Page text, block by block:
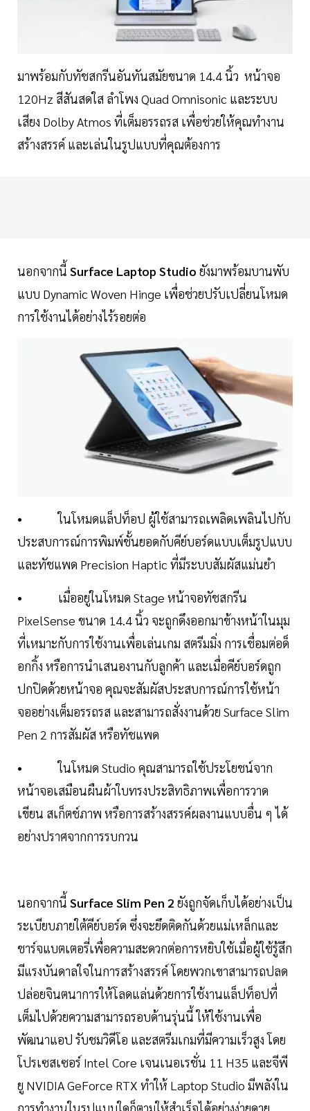
มาพร้อมกับทัชสกรีนอันทันสมัยขนาด 14.4 นิ้ว หน้าจอ
120Hz สีสันสดใส ลำโพง Quad Omnisonic และระบบ
เสียง Dolby Atmos ที่เต็มอรรถรส เพื่อช่วยให้คุณทำงาน
สร้างสรรค์ และเล่นในรูปแบบที่คุณต้องการ
นอกจากนี้ Surface Laptop Studio ยังมาพร้อมบานพับ
แบบ Dynamic Woven Hinge เพื่อช่วยปรับเปลี่ยนโหมด
การใช้งานได้อย่างไร้รอยต่อ
• ในโหมดแล็ปท็อป ผู้ใช้สามารถเพลิดเพลินไปกับ
ประสบการณ์การพิมพ์ชั้นยอดกับคีย์บอร์ดแบบเต็มรูปแบบ
และทัชแพด Precision Haptic ที่มีระบบสัมผัสแม่นยำ
• เมื่ออยู่ในโหมด Stage หน้าจอทัชสกรีน
PixelSense ขนาด 14.4 นิ้ว จะถูกดึงออกมาข้างหน้าในมุม
ที่เหมาะกับการใช้งานเพื่อเล่นเกม สตรีมมิ่ง การเชื่อมต่อด็
อกกิ้ง หรือการนำเสนองานกับลูกค้า และเมื่อคีย์บอร์ดถูก
ปกปิดด้วยหน้าจอ คุณจะสัมผัสประสบการณ์การใช้หน้า
จออย่างเต็มอรรถรส และสามารถสั่งงานด้วย Surface Slim
Pen 2 การสัมผัส หรือทัชแพด
• ในโหมด Studio คุณสามารถใช้ประโยชน์จาก
หน้าจอเสมือนผืนผ้าใบทรงประสิทธิภาพเพื่อการวาด
เขียน สเก็ตช์ภาพ หรือการสร้างสรรค์ผลงานแบบอื่น ๆ ได้
อย่างปราศจากการรบกวน
นอกจากนี้ Surface Slim Pen 2 ยังถูกจัดเก็บได้อย่างเป็น
ระเบียบภายใต้คีย์บอร์ด ซึ่งจะยึดติดกันด้วยแม่เหล็กและ
ชาร์จแบตเตอรี่เพื่อความสะดวกต่อการหยิบใช้เมื่อผู้ใช้รู้สึก
มีแรงบันดาลใจในการสร้างสรรค์ โดยพวกเขาสามารถปลด
ปล่อยจินตนาการให้โลดแล่นด้วยการใช้งานแล็ปท็อปที่
เต็มไปด้วยความสามารถรอบด้านรุ่นนี้ ให้ใช้งานเพื่อ
พัฒนาแอป รับชมวิดีโอ และสตรีมเกมที่มีความเร็วสูง โดย
โปรเซสเซอร์ Intel Core เจนเนอเรชั่น 11 H35 และจีพี
ยู NVIDIA GeForce RTX ทำให้ Laptop Studio มีพลังใน